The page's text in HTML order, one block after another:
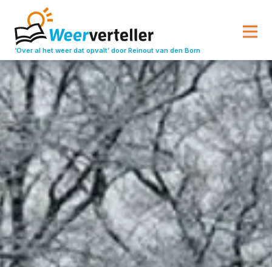
‘Over al het weer dat opvalt’ door Reinout van den Born